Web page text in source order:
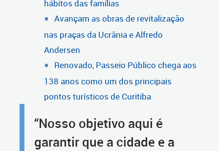
hábitos das famílias
Avançam as obras de revitalização
nas praças da Ucrânia e Alfredo
Andersen
Renovado, Passeio Público chega aos
138 anos como um dos principais
pontos turísticos de Curitiba
“Nosso objetivo aqui é
garantir que a cidade e a